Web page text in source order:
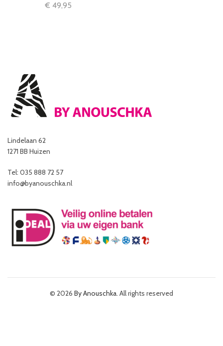
€ 49,95
Lindelaan 62
1271 BB Huizen
Tel: 035 888 72 57
info@byanouschka.nl
© 2026 By Anouschka. All rights reserved